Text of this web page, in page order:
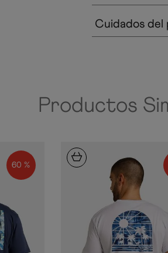
Cuidados
Productos
60 %